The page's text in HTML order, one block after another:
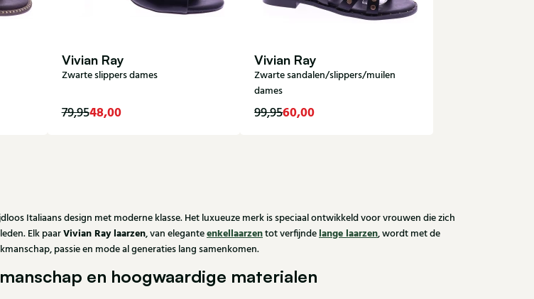
Vivian Ray
Zwarte slippers dames
79,9548,00
Vivian Ray
Zwarte sandalen/slippers/muilen
dames
99,9560,00
Italiaans design met moderne klasse. Het luxueuze merk is speciaal ontwikkeld voor vrouwen die zich
Elk paarVivian Ray laarzen, van eleganteenkellaarzentot verfijndelange laarzen, wordt met de
passie en mode al generaties lang samenkomen.
en hoogwaardige materialen